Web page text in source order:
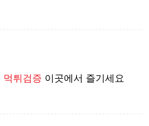
먹튀검증 이곳에서 즐기세요